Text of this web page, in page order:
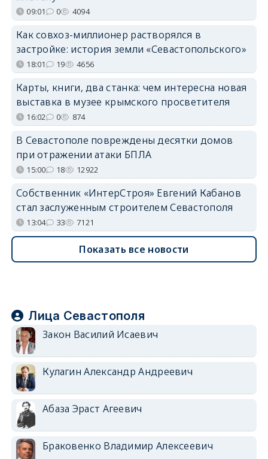
09:01 0 4094
Как совхоз-миллионер растворялся в
застройке: история земли «Севастопольского»
18:01 19 4656
Карты, книги, два станка: чем интересна новая
выставка в музее крымского просветителя
16:02 0 874
В Севастополе повреждены десятки домов
при отражении атаки БПЛА
15:00 18 12922
Собственник «ИнтерСтроя» Евгений Кабанов
стал заслуженным строителем Севастополя
13:04 33 7121
Показать все новости
Лица Севастополя
Закон Василий Исаевич
Кулагин Александр Андреевич
Абаза Эраст Агеевич
Браковенко Владимир Алексеевич